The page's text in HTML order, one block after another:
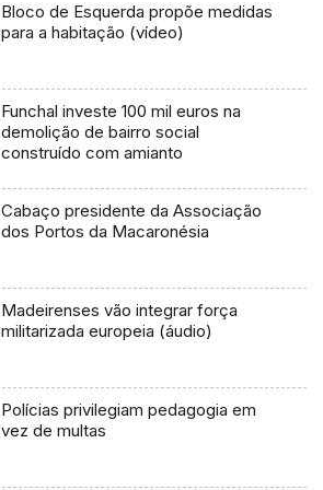
Bloco de Esquerda propõe medidas
para a habitação (vídeo)
Funchal investe 100 mil euros na
demolição de bairro social
construído com amianto
Cabaço presidente da Associação
dos Portos da Macaronésia
Madeirenses vão integrar força
militarizada europeia (áudio)
Polícias privilegiam pedagogia em
vez de multas